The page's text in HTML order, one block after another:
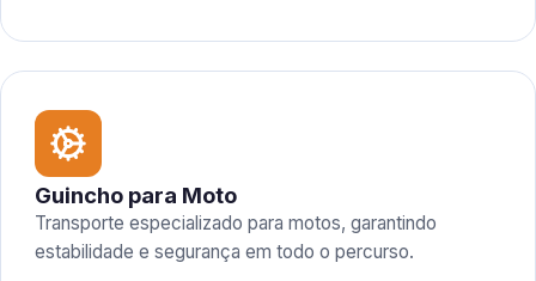
Guincho para Moto
Transporte especializado para motos, garantindo
estabilidade e segurança em todo o percurso.